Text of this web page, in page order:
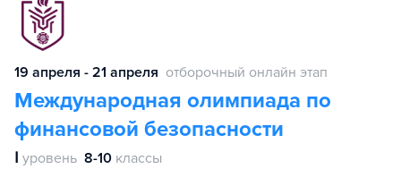
19 апреля - 21 апреля отборочный онлайн этап
Международная олимпиада по
финансовой безопасности
Ⅰ уровень 8-10 классы